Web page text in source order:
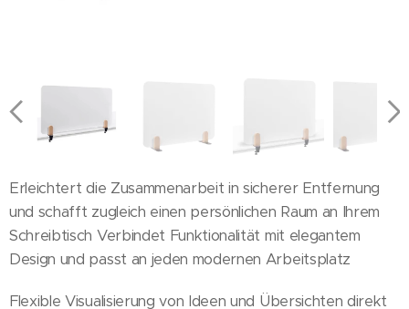
Erleichtert die Zusammenarbeit in sicherer Entfernung
und schafft zugleich einen persönlichen Raum an Ihrem
Schreibtisch Verbindet Funktionalität mit elegantem
Design und passt an jeden modernen Arbeitsplatz
Flexible Visualisierung von Ideen und Übersichten direkt